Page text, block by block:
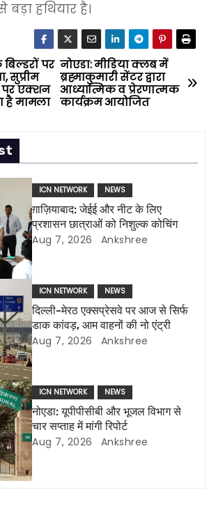
हथियार है।
नोएडा: मीडिया क्लब में
ब्रह्माकुमारी सेंटर द्वारा
आध्यात्मिक व प्रेरणात्मक
कार्यक्रम आयोजित
पर
सुप्रीम
एक्शन
है मामला
ICN NETWORK NEWS
ग़ाज़ियाबाद: जेईई और नीट के लिए
प्रशासन छात्राओं को निशुल्क कोचिंग
Aug 7, 2026 Ankshree
ICN NETWORK NEWS
दिल्ली-मेरठ एक्सप्रेसवे पर आज से सिर्फ
डाक कांवड़, आम वाहनों की नो एंट्री
Aug 7, 2026 Ankshree
ICN NETWORK NEWS
नोएडा: यूपीपीसीबी और भूजल विभाग से
चार सप्ताह में मांगी रिपोर्ट
Aug 7, 2026 Ankshree